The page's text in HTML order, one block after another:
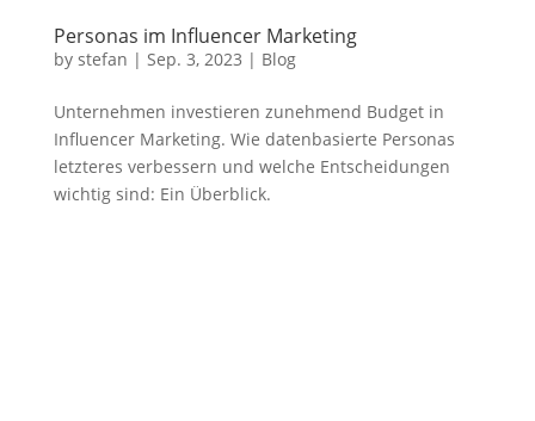
Personas im Influencer Marketing
by stefan | Sep. 3, 2023 | Blog
Unternehmen investieren zunehmend Budget in
Influencer Marketing. Wie datenbasierte Personas
letzteres verbessern und welche Entscheidungen
wichtig sind: Ein Überblick.